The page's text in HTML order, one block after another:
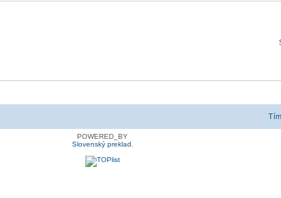
Tím
POWERED_BY
Slovenský preklad